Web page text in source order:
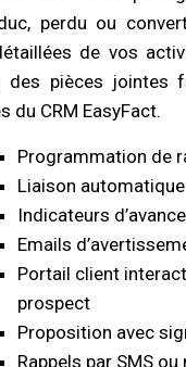
perdu ou
de vos
des pièces jointes
du CRM EasyFact.
Programmation de
Liaison
Indicateurs
Emails
Portail client
prospect
Proposition avec
Rappels par SMS ou